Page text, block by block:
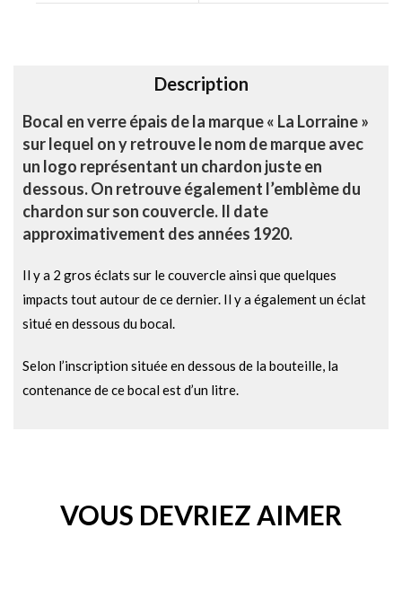
:
Description
Bocal en verre épais de la marque « La Lorraine »
sur lequel on y retrouve le nom de marque avec
un logo représentant un chardon juste en
dessous. On retrouve également l’emblème du
chardon sur son couvercle. Il date
approximativement des années 1920.
Il y a 2 gros éclats sur le couvercle ainsi que quelques
impacts tout autour de ce dernier. Il y a également un éclat
situé en dessous du bocal.
Selon l’inscription située en dessous de la bouteille, la
contenance de ce bocal est d’un litre.
VOUS DEVRIEZ AIMER